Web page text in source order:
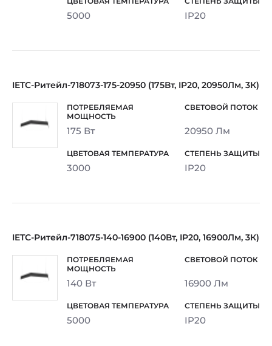
5000 IP20
IETC-Ритейл-718073-175-20950 (175Вт, IP20, 20950Лм, 3К)
175 Вт 20950 Лм
3000 IP20
IETC-Ритейл-718075-140-16900 (140Вт, IP20, 16900Лм, 3К)
140 Вт 16900 Лм
5000 IP20